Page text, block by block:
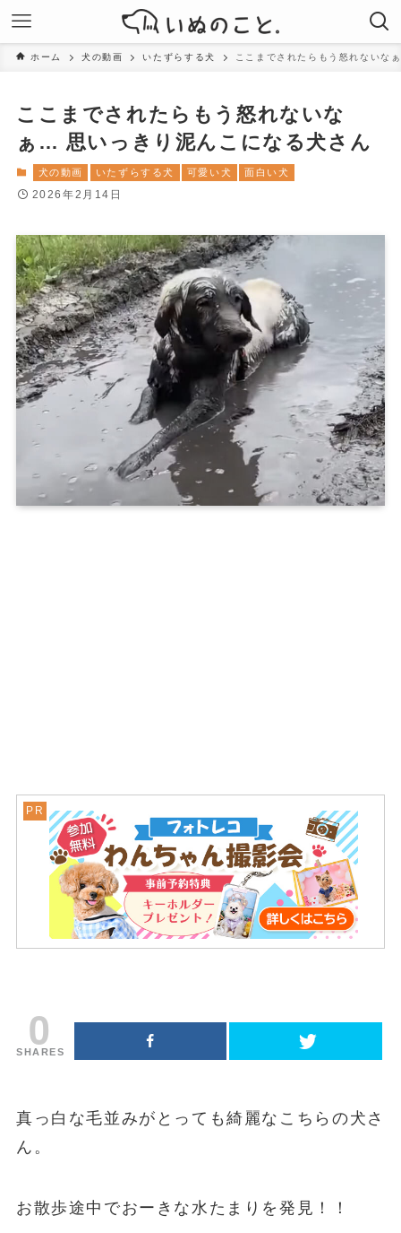
ホーム 犬の動画 いたずらする犬 ここまでされたらもう怒れないな
ここまでされたらもう怒れないな
ぁ… 思いっきり泥んこになる犬さん
犬の動画 いたずらする犬 可愛い犬 面白い犬
2026年2月14日
0
SHARES
真っ白な毛並みがとっても綺麗なこちらの犬さ
ん。
お散歩途中でおーきな水たまりを発見！！